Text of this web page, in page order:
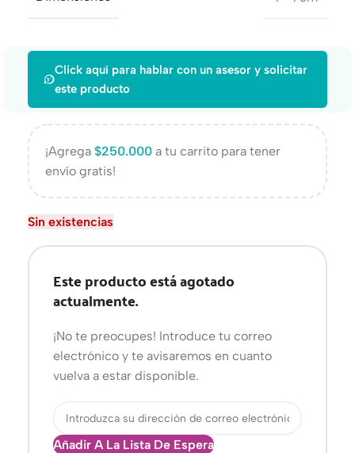
Click aquí para hablar con un asesor y solicitar
este producto
¡Agrega $250.000 a tu carrito para tener
envío gratis!
Sin existencias
Este producto está agotado
actualmente.
¡No te preocupes! Introduce tu correo
electrónico y te avisaremos en cuanto
vuelva a estar disponible.
Añadir A La Lista De Espera